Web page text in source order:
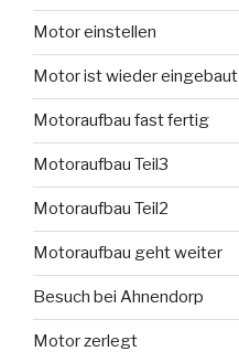
Motor einstellen
Motor ist wieder eingebaut
Motoraufbau fast fertig
Motoraufbau Teil3
Motoraufbau Teil2
Motoraufbau geht weiter
Besuch bei Ahnendorp
Motor zerlegt